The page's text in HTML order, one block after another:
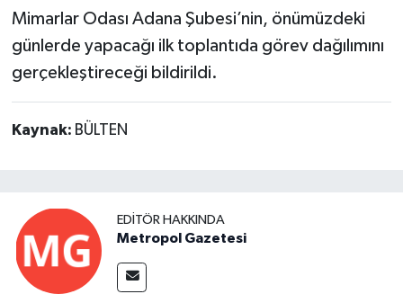
Mimarlar Odası Adana Şubesi’nin, önümüzdeki
günlerde yapacağı ilk toplantıda görev dağılımını
gerçekleştireceği bildirildi.
Kaynak: BÜLTEN
EDITÖR HAKKINDA
Metropol Gazetesi